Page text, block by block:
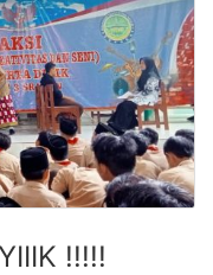
!!!!!